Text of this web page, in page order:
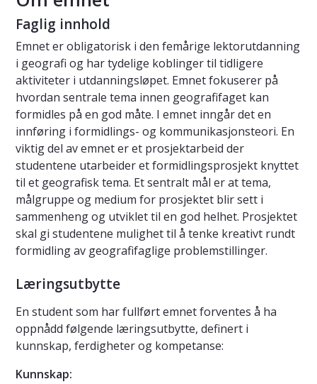
Faglig innhold
Emnet er obligatorisk i den femårige lektorutdanning
i geografi og har tydelige koblinger til tidligere
aktiviteter i utdanningsløpet. Emnet fokuserer på
hvordan sentrale tema innen geografifaget kan
formidles på en god måte. I emnet inngår det en
innføring i formidlings- og kommunikasjonsteori. En
viktig del av emnet er et prosjektarbeid der
studentene utarbeider et formidlingsprosjekt knyttet
til et geografisk tema. Et sentralt mål er at tema,
målgruppe og medium for prosjektet blir sett i
sammenheng og utviklet til en god helhet. Prosjektet
skal gi studentene mulighet til å tenke kreativt rundt
formidling av geografifaglige problemstillinger.
Læringsutbytte
En student som har fullført emnet forventes å ha
oppnådd følgende læringsutbytte, definert i
kunnskap, ferdigheter og kompetanse:
Kunnskap: